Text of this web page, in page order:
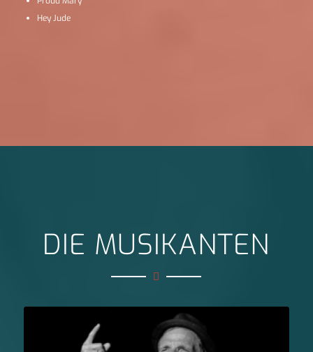
Hey Jude
DIE MUSIKANTEN